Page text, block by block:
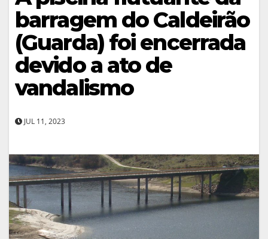
barragem do Caldeirão
(Guarda) foi encerrada
devido a ato de
vandalismo
JUL 11, 2023